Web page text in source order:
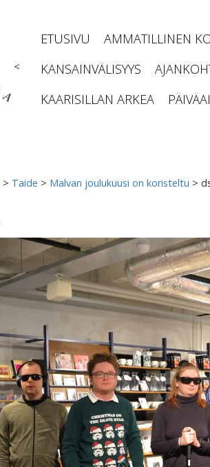
<
ETUSIVU AMMATILLINEN
KANSAINVÄLISYYS
KAARISILLAN ARKEA
> Taide > Malvan joulukuusi on koristeltu >